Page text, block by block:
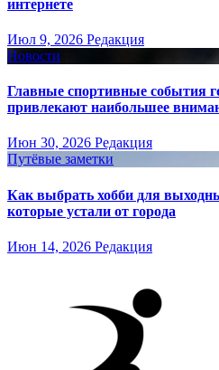
интернете
Июл 9, 2026 Редакция
Новости
Главные спортивные события
привлекают наибольшее
Июн 30, 2026 Редакция
Путёвые заметки
Как выбрать хобби для
которые устали от города
Июн 14, 2026 Редакция